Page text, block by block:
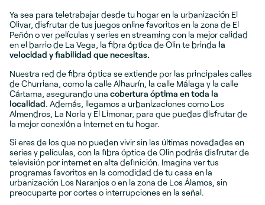
Ya sea para teletrabajar desde tu hogar en la urbanización El
Olivar, disfrutar de tus juegos online favoritos en la zona de El
Peñón o ver películas y series en streaming con la mejor calidad
en el barrio de La Vega, la fibra óptica de Olin te brinda la
velocidad y fiabilidad que necesitas.
Nuestra red de fibra óptica se extiende por las principales calles
de Churriana, como la calle Alhaurín, la calle Málaga y la calle
Cártama, asegurando una cobertura óptima en toda la
localidad. Además, llegamos a urbanizaciones como Los
Almendros, La Noria y El Limonar, para que puedas disfrutar de
la mejor conexión a internet en tu hogar.
Si eres de los que no pueden vivir sin las últimas novedades en
series y películas, con la fibra óptica de Olin podrás disfrutar de
televisión por internet en alta definición. Imagina ver tus
programas favoritos en la comodidad de tu casa en la
urbanización Los Naranjos o en la zona de Los Álamos, sin
preocuparte por cortes o interrupciones en la señal.